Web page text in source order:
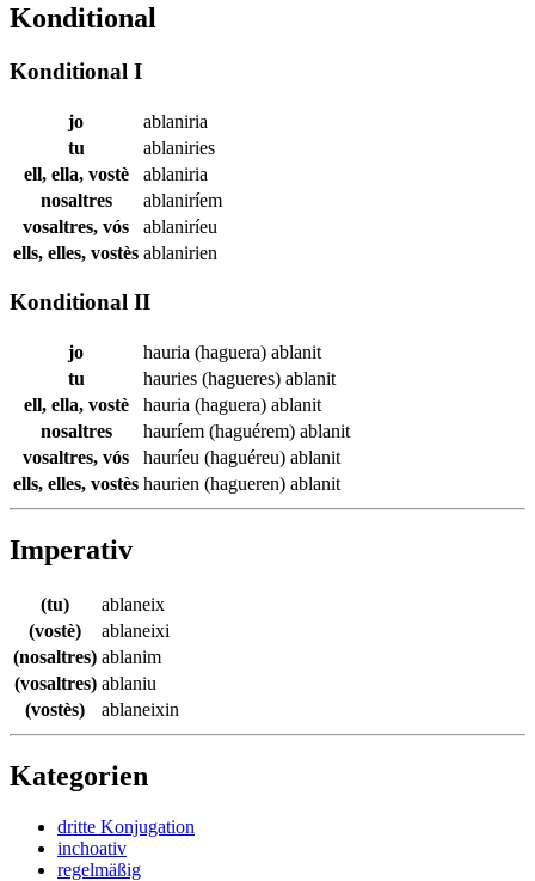
Konditional
Konditional I
jo
ablaniria
tu
ablaniries
ell, ella, vostè
ablaniria
nosaltres
ablaniríem
vosaltres, vós
ablaniríeu
ells, elles, vostès ablanirien
Konditional II
jo hauria (haguera) ablanit
tu
hauries (hagueres) ablanit
ell, ella, vostè
hauria (haguera) ablanit
nosaltres
hauríem (haguérem) ablanit
vosaltres, vós
hauríeu (haguéreu) ablanit
ells, elles, vostès haurien (hagueren) ablanit
Imperativ
(tu)
ablaneix
(vostè)
ablaneixi
(nosaltres) ablanim
(vosaltres) ablaniu
(vostès)
ablaneixin
Kategorien
dritte Konjugation
inchoativ
regelmäßig